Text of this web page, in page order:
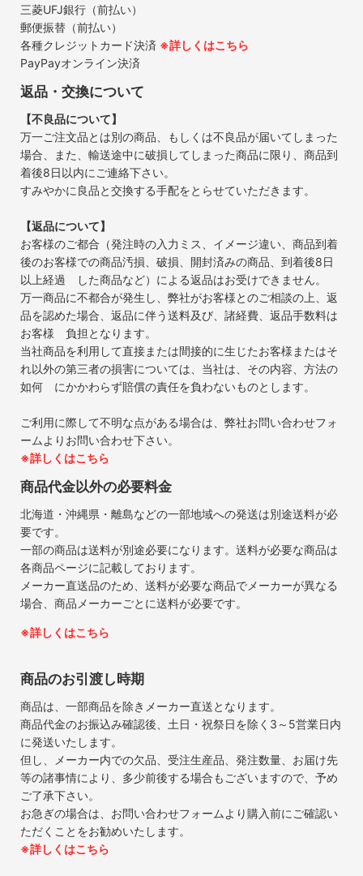
三菱UFJ銀行（前払い）
郵便振替（前払い）
各種クレジットカード決済 ※詳しくはこちら
PayPayオンライン決済
返品・交換について
【不良品について】
万一ご注文品とは別の商品、もしくは不良品が届いてしまった
場合、また、輸送途中に破損してしまった商品に限り、商品到
着後8日以内にご連絡下さい。
すみやかに良品と交換する手配をとらせていただきます。
【返品について】
お客様のご都合（発注時の入力ミス、イメージ違い、商品到着
後のお客様での商品汚損、破損、開封済みの商品、到着後8日
以上経過 した商品など）による返品はお受けできません。
万一商品に不都合が発生し、弊社がお客様とのご相談の上、返
品を認めた場合、返品に伴う送料及び、諸経費、返品手数料は
お客様 負担となります。
当社商品を利用して直接または間接的に生じたお客様またはそ
れ以外の第三者の損害については、当社は、その内容、方法の
如何 にかかわらず賠償の責任を負わないものとします。
ご利用に際して不明な点がある場合は、弊社お問い合わせフォ
ームよりお問い合わせ下さい。
※詳しくはこちら
商品代金以外の必要料金
北海道・沖縄県・離島などの一部地域への発送は別途送料が必
要です。
一部の商品は送料が別途必要になります。送料が必要な商品は
各商品ページに記載しております。
メーカー直送品のため、送料が必要な商品でメーカーが異なる
場合、商品メーカーごとに送料が必要です。
※詳しくはこちら
商品のお引渡し時期
商品は、一部商品を除きメーカー直送となります。
商品代金のお振込み確認後、土日・祝祭日を除く3～5営業日内
に発送いたします。
但し、メーカー内での欠品、受注生産品、発注数量、お届け先
等の諸事情により、多少前後する場合もございますので、予め
ご了承下さい。
お急ぎの場合は、お問い合わせフォームより購入前にご確認い
ただくことをお勧めいたします。
※詳しくはこちら